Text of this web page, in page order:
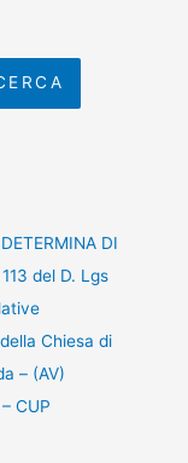
DI
del D. Lgs
Chiesa di
– (AV)
CUP